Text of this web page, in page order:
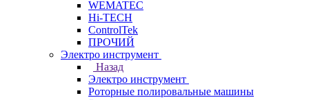
WEMATEC
Hi-TECH
ControlTek
ПРОЧИЙ
Электро инструмент
Назад
Электро инструмент
Роторные полировальные машины